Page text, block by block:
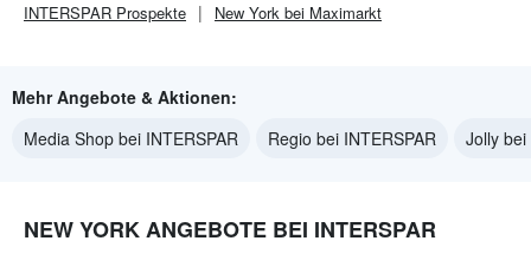
INTERSPAR Prospekte New York bei Maximarkt
Mehr Angebote & Aktionen:
Media Shop bei INTERSPAR
Regio bei INTERSPAR Jolly bei
NEW YORK ANGEBOTE BEI INTERSPAR